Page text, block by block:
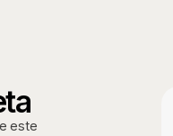
este